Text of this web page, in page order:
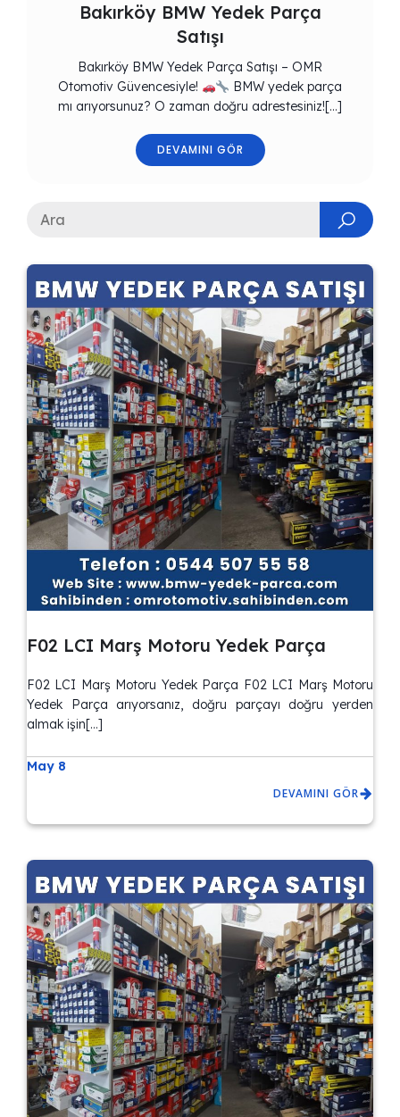
Bakırköy BMW Yedek Parça
Satışı
Bakırköy BMW Yedek Parça Satışı – OMR
Otomotiv Güvencesiyle!
BMW yedek parça
mı arıyorsunuz? O zaman doğru adrestesiniz![…]
DEVAMINI GÖR
F02 LCI Marş Motoru Yedek Parça
F02 LCI Marş Motoru Yedek Parça F02 LCI Marş Motoru
Yedek Parça arıyorsanız, doğru parçayı doğru yerden
almak işin[…]
May 8
DEVAMINI GÖR